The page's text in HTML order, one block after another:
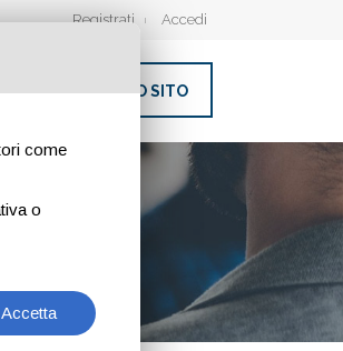
Registrati Accedi
INSERISCI IL TUO SITO
come
o
Accetta